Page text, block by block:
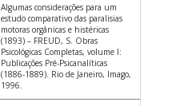
Algumas considerações para um
estudo comparativo das paralisias
motoras orgânicas e histéricas
(1893) – FREUD, S. Obras
Psicológicas Completas, volume I:
Publicações Pré-Psicanalíticas
(1886-1889). Rio de Janeiro, Imago,
1996.